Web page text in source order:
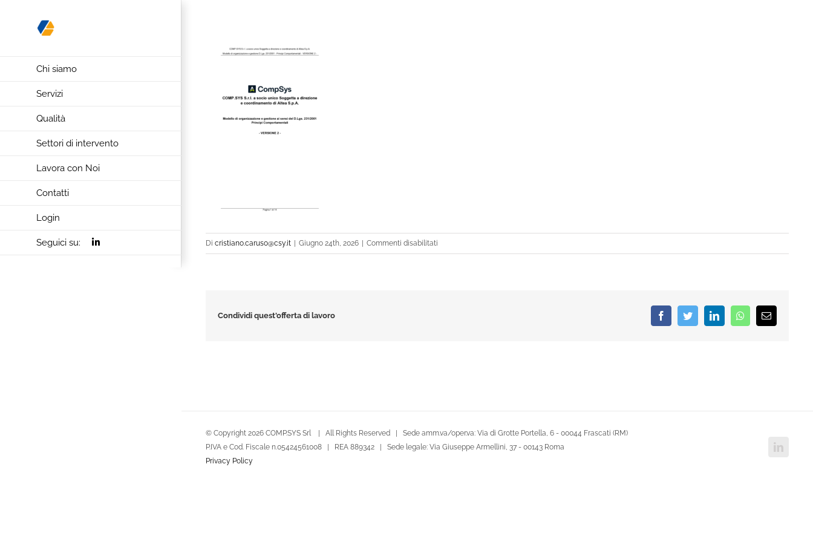
Chi siamo
Servizi
Qualità
Settori di intervento
Lavora con Noi
Contatti
Login
Seguici su: Di cristiano.caruso@csy.it Giugno 24th, 2026 Commenti disabilitati
Principi_Comportamentali
Condividi quest'offerta di lavoro FacebookTwitterLinkedInWhatsappEmail
© Copyright 2026 COMP.SYS Srl | All Rights Reserved | Sede amm.va/oper.va: Via di Grotte Portella, 6 - 00044 Frascati (RM)
P.IVA e Cod. Fiscale n.05424561008 | REA 889342 | Sede legale: Via Giuseppe Armellini, 37 - 00143 Roma
Privacy Policy